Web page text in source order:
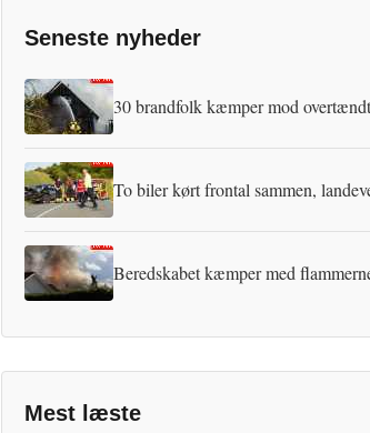
Seneste nyheder
30 brandfolk kæmper mod
To biler kørt frontal sammen,
Beredskabet kæmper med
Mest læste